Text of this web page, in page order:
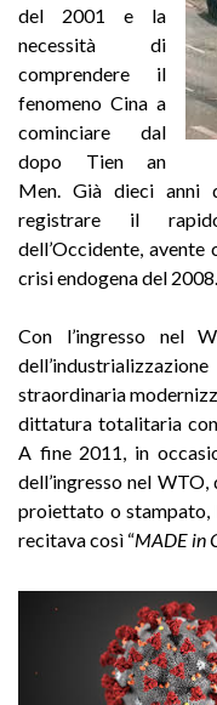
del 2001 e la
necessità di
comprendere il
fenomeno Cina a
cominciare dal
dopo Tien an
Men. Già dieci anni
registrare il
dell’Occidente, avente
crisi endogena del 2008.
Con l’ingresso nel
straordinaria
dittatura totalitaria con
A fine 2011, in
dell’ingresso nel
proiettato o stampato,
recitava così “MADE in